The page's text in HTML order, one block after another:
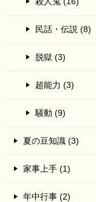
民話・伝説 (8)
脱獄 (3)
超能力 (3)
騒動 (9)
夏の豆知識 (3)
家事上手 (1)
年中行事 (2)